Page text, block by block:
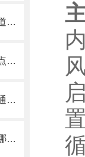
低温冷却液循环泵的进口和出口管道应该如何设计？
低温冷却液循环泵的节能和环保特点是什么？如何实现节能和环保？
低温冷却液循环泵的工作原理与普通冷却液循环泵有何区别？
选择低温冷却液循环泵时需要考虑哪些关键因素？